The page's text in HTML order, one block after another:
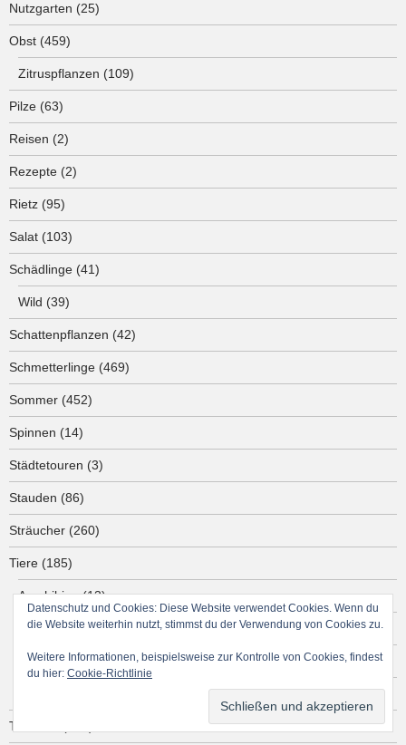
Nutzgarten (25)
Obst (459)
Zitruspflanzen (109)
Pilze (63)
Reisen (2)
Rezepte (2)
Rietz (95)
Salat (103)
Schädlinge (41)
Wild (39)
Schattenpflanzen (42)
Schmetterlinge (469)
Sommer (452)
Spinnen (14)
Städtetouren (3)
Stauden (86)
Sträucher (260)
Tiere (185)
Amphibien(13)
Reptilien(29)
Schnecken(12)
Tomaten
Datenschutz und Cookies: Diese Website verwendet Cookies. Wenn du
die Website weiterhin nutzt, stimmst du der Verwendung von Cookies zu.
Weitere Informationen, beispielsweise zur Kontrolle von Cookies, findest
du hier: Cookie-Richtlinie